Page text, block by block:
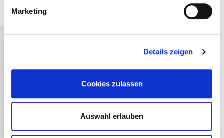
Marketing
Details zeigen
Cookies zulassen
Auswahl erlauben
Kompositionen, die deine Gäste
zum Schmelzen bringen
Von Einzelkomponenten zum
kunstvoll arrangierten